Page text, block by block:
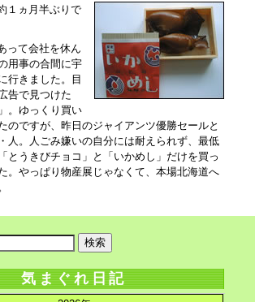
１ヵ月半ぶりで
って会社を休ん
用事の合間に宇
行きました。目
告で見つけた
」。ゆっくり買い
のですが、昨日のジャイアンツ優勝セールと
人。人ごみ嫌いの自分には耐えられず、最低
とうきびチョコ 」と「 いかめし 」だけを買っ
。やっぱり物産展じゃなくて、本場北海道へ
気まぐれ日記